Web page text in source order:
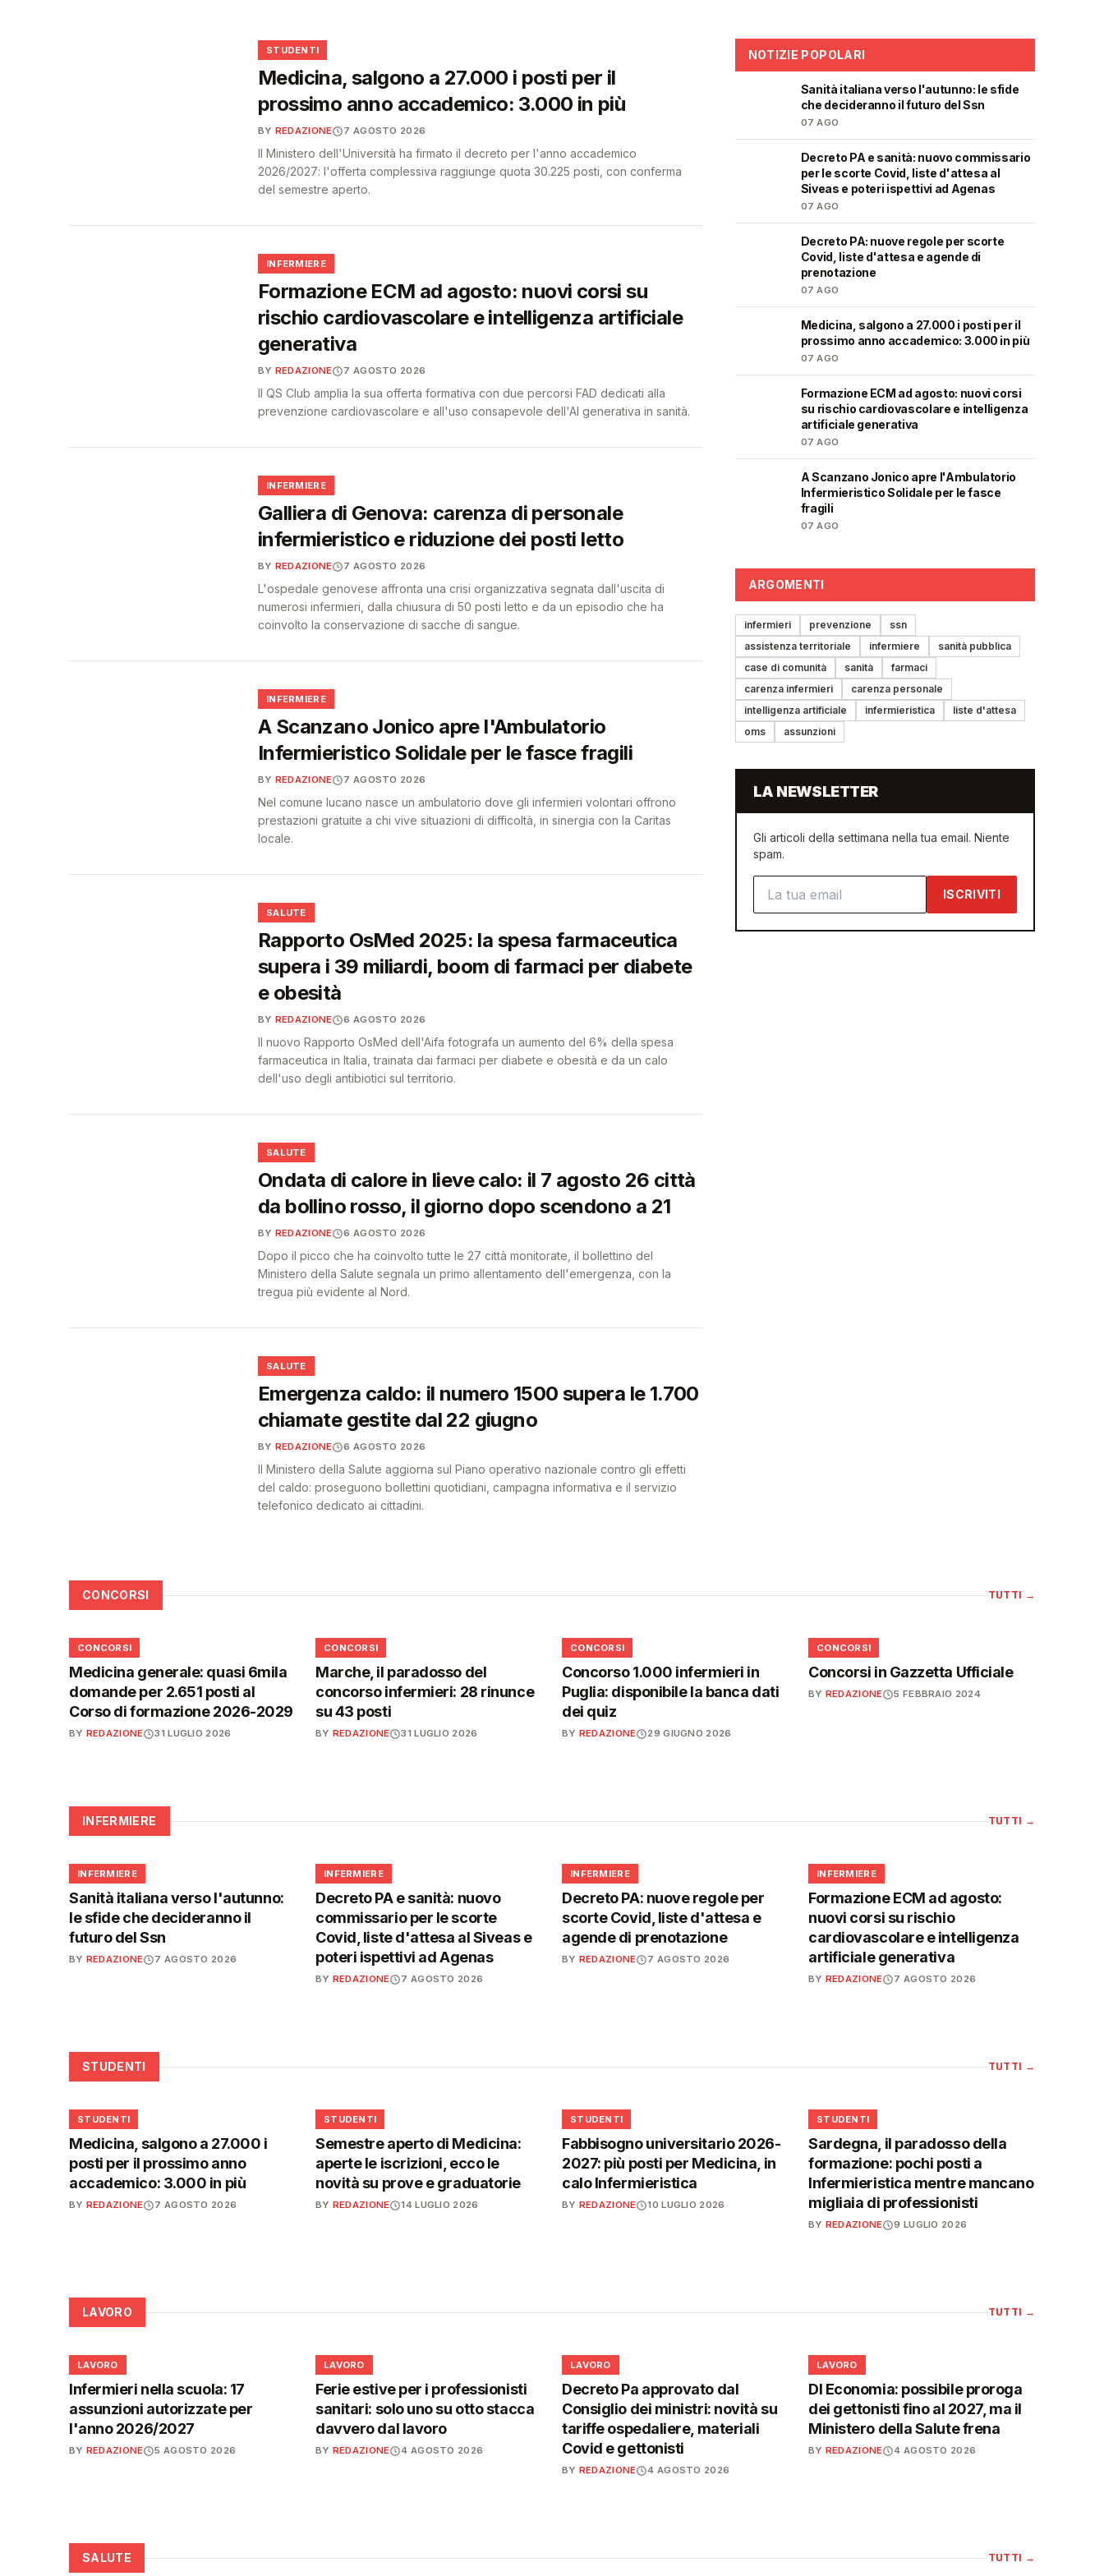
STUDENTI
Medicina, salgono a 27.000 i posti per il
prossimo anno accademico: 3.000 in più
BY REDAZIONE 7 AGOSTO 2026
Il Ministero dell'Università ha firmato il decreto per l'anno accademico
2026/2027: l'offerta complessiva raggiunge quota 30.225 posti, con conferma
del semestre aperto.
INFERMIERE
Formazione ECM ad agosto: nuovi corsi su
rischio cardiovascolare e intelligenza artificiale
generativa
BY REDAZIONE 7 AGOSTO 2026
Il QS Club amplia la sua offerta formativa con due percorsi FAD dedicati alla
prevenzione cardiovascolare e all'uso consapevole dell'AI generativa in sanità.
INFERMIERE
Galliera di Genova: carenza di personale
infermieristico e riduzione dei posti letto
BY REDAZIONE 7 AGOSTO 2026
L'ospedale genovese affronta una crisi organizzativa segnata dall'uscita di
numerosi infermieri, dalla chiusura di 50 posti letto e da un episodio che ha
coinvolto la conservazione di sacche di sangue.
INFERMIERE
A Scanzano Jonico apre l'Ambulatorio
Infermieristico Solidale per le fasce fragili
BY REDAZIONE 7 AGOSTO 2026
Nel comune lucano nasce un ambulatorio dove gli infermieri volontari offrono
prestazioni gratuite a chi vive situazioni di difficoltà, in sinergia con la Caritas
locale.
SALUTE
Rapporto OsMed 2025: la spesa farmaceutica
supera i 39 miliardi, boom di farmaci per diabete
e obesità
BY REDAZIONE 6 AGOSTO 2026
Il nuovo Rapporto OsMed dell'Aifa fotografa un aumento del 6% della spesa
farmaceutica in Italia, trainata dai farmaci per diabete e obesità e da un calo
dell'uso degli antibiotici sul territorio.
SALUTE
Ondata di calore in lieve calo: il 7 agosto 26 città
da bollino rosso, il giorno dopo scendono a 21
BY REDAZIONE 6 AGOSTO 2026
Dopo il picco che ha coinvolto tutte le 27 città monitorate, il bollettino del
Ministero della Salute segnala un primo allentamento dell'emergenza, con la
tregua più evidente al Nord.
SALUTE
Emergenza caldo: il numero 1500 supera le 1.700
chiamate gestite dal 22 giugno
BY REDAZIONE 6 AGOSTO 2026
Il Ministero della Salute aggiorna sul Piano operativo nazionale contro gli effetti
del caldo: proseguono bollettini quotidiani, campagna informativa e il servizio
telefonico dedicato ai cittadini.
NOTIZIE POPOLARI
Sanità italiana verso l'autunno: le sfide
che decideranno il futuro del Ssn
07 AGO
Decreto PA e sanità: nuovo commissario
per le scorte Covid, liste d'attesa al
Siveas e poteri ispettivi ad Agenas
07 AGO
Decreto PA: nuove regole per scorte
Covid, liste d'attesa e agende di
prenotazione
07 AGO
Medicina, salgono a 27.000 i posti per il
prossimo anno accademico: 3.000 in più
07 AGO
Formazione ECM ad agosto: nuovi corsi
su rischio cardiovascolare e intelligenza
artificiale generativa
07 AGO
A Scanzano Jonico apre l'Ambulatorio
Infermieristico Solidale per le fasce
fragili
07 AGO
ARGOMENTI
infermieri prevenzione
ssn
assistenza territoriale
infermiere
sanità pubblica
case di comunità
sanità
farmaci
carenza infermieri
carenza personale
intelligenza artificiale
infermieristica
liste d'attesa
oms
assunzioni
LA NEWSLETTER
Gli articoli della settimana nella tua email. Niente
spam.
ISCRIVITI
CONCORSI TUTTI →
📋
CONCORSI
Medicina generale: quasi 6mila
domande per 2.651 posti al
Corso di formazione 2026-2029
BY REDAZIONE 31 LUGLIO 2026
📋
CONCORSI
Marche, il paradosso del
concorso infermieri: 28 rinunce
su 43 posti
BY REDAZIONE 31 LUGLIO 2026
📋
CONCORSI
Concorso 1.000 infermieri in
Puglia: disponibile la banca dati
dei quiz
BY REDAZIONE 29 GIUGNO 2026
📋
CONCORSI
Concorsi in Gazzetta Ufficiale
BY REDAZIONE 5 FEBBRAIO 2024
INFERMIERE TUTTI →
🩺
INFERMIERE
Sanità italiana verso l'autunno:
le sfide che decideranno il
futuro del Ssn
BY REDAZIONE 7 AGOSTO 2026
🩺
INFERMIERE
Decreto PA e sanità: nuovo
commissario per le scorte
Covid, liste d'attesa al Siveas e
poteri ispettivi ad Agenas
BY REDAZIONE 7 AGOSTO 2026
🩺
INFERMIERE
Decreto PA: nuove regole per
scorte Covid, liste d'attesa e
agende di prenotazione
BY REDAZIONE 7 AGOSTO 2026
🩺
INFERMIERE
Formazione ECM ad agosto:
nuovi corsi su rischio
cardiovascolare e intelligenza
artificiale generativa
BY REDAZIONE 7 AGOSTO 2026
STUDENTI TUTTI →
🎓
STUDENTI
Medicina, salgono a 27.000 i
posti per il prossimo anno
accademico: 3.000 in più
BY REDAZIONE 7 AGOSTO 2026
🎓
STUDENTI
Semestre aperto di Medicina:
aperte le iscrizioni, ecco le
novità su prove e graduatorie
BY REDAZIONE 14 LUGLIO 2026
🎓
STUDENTI
Fabbisogno universitario 2026-
2027: più posti per Medicina, in
calo Infermieristica
BY REDAZIONE 10 LUGLIO 2026
🎓
STUDENTI
Sardegna, il paradosso della
formazione: pochi posti a
Infermieristica mentre mancano
migliaia di professionisti
BY REDAZIONE 9 LUGLIO 2026
LAVORO TUTTI →
💼
LAVORO
Infermieri nella scuola: 17
assunzioni autorizzate per
l'anno 2026/2027
BY REDAZIONE 5 AGOSTO 2026
💼
LAVORO
Ferie estive per i professionisti
sanitari: solo uno su otto stacca
davvero dal lavoro
BY REDAZIONE 4 AGOSTO 2026
💼
LAVORO
Decreto Pa approvato dal
Consiglio dei ministri: novità su
tariffe ospedaliere, materiali
Covid e gettonisti
BY REDAZIONE 4 AGOSTO 2026
💼
LAVORO
Dl Economia: possibile proroga
dei gettonisti fino al 2027, ma il
Ministero della Salute frena
BY REDAZIONE 4 AGOSTO 2026
SALUTE TUTTI →